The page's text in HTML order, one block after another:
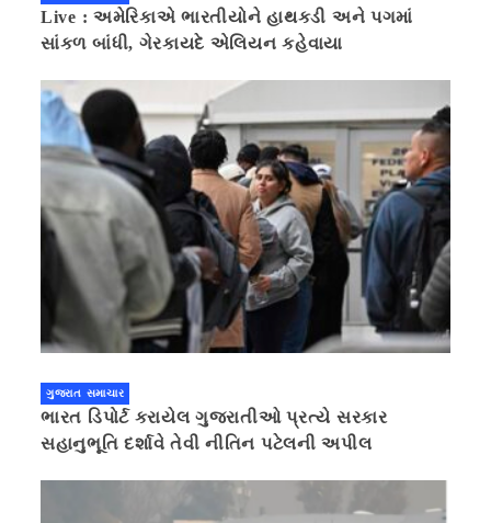
Live : અમેરિકાએ ભારતીયોને હાથકડી અને પગમાં
સાંકળ બાંધી, ગેરકાયદે એલિયન કહેવાયા
ગુજરાત સમાચાર
ભારત ડિપોર્ટ કરાયેલ ગુજરાતીઓ પ્રત્યે સરકાર
સહાનુભૂતિ દર્શાવે તેવી નીતિન પટેલની અપીલ